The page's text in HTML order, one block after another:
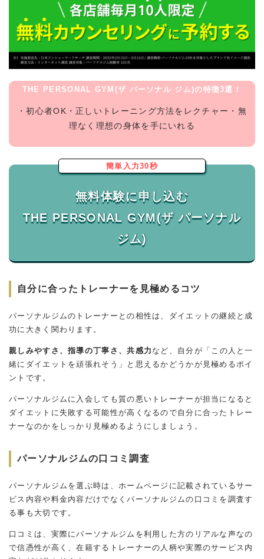
THE PERSONAL GYM(ザ パーソナル ジム)の特徴3選！
・初心者OK・正しいトレーニング方法をレクチャー・無
理なく理想の身体を手にいれる
簡単入力30秒
無料体験に申し込む
THE PERSONAL GYM(ザ パーソナル
自分に合ったトレーナーを見極めるコツ
パーソナルジムのトレーナーとの相性は、ダイエットの継続と成
功に大きく関わります。
親しみやすさ、指導の丁寧さ、共感力 など、自分が「この人と一
緒にダイエットを頑張れそう」と思えるかどうかが見極めるポイ
ントです。
パーソナルジムに入会しても質の悪いトレーナーが担当になると
ダイエットに失敗する可能性が高くなるので自分に合ったトレー
ナーなのかをしっかり見極めるようにしましょう。
パーソナルジムの口コミ調査
パーソナルジムを選ぶ時は、ホームページに記載されているサー
ビス内容や料金内容だけでなくパーソナルジムの口コミを調査す
る事も大切です。
口コミは、実際にパーソナルジムを利用した方のリアルな声なの
で信憑性が高く、在籍するトレーナーの人柄や実際のサービス内